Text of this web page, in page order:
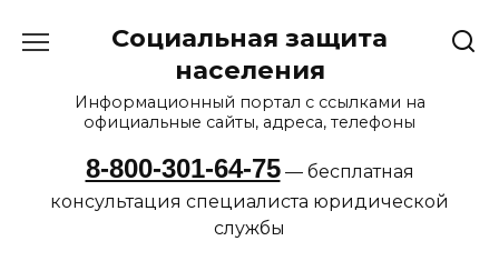
Социальная защита
населения
Информационный портал с ссылками на
официальные сайты, адреса, телефоны
8-800-301-64-75— бесплатная
консультация специалиста юридической
службы